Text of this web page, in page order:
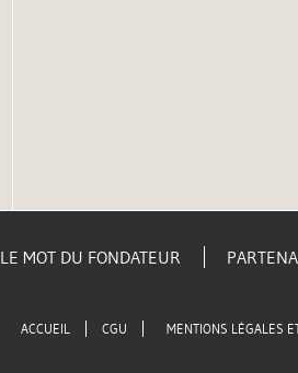
LE MOT DU FONDATEUR
ACCUEIL CGU MENTIONS LÉGALES